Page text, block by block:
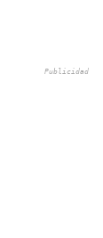
Publicidad